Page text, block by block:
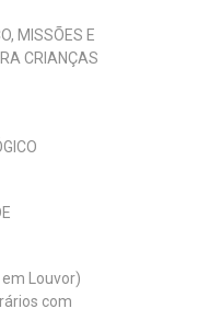
MISSÕES E
CRIANÇAS
Louvor)
com